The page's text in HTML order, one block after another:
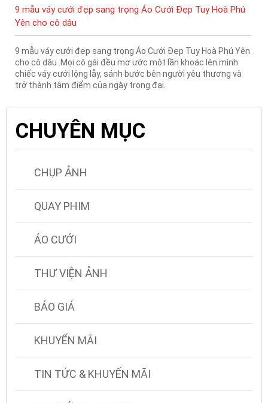
9 mẫu váy cưới đẹp sang trọng Áo Cưới Đẹp Tuy Hoà Phú
Yên cho cô dâu
9 mẫu váy cưới đẹp sang trọng Áo Cưới Đẹp Tuy Hoà Phú Yên
cho cô dâu .Mọi cô gái đều mơ ước một lần khoác lên mình
chiếc váy cưới lộng lẫy, sánh bước bên người yêu thương và
trở thành tâm điểm của ngày trọng đại.
CHUYÊN MỤC
CHỤP ẢNH
QUAY PHIM
ÁO CƯỚI
THƯ VIỆN ẢNH
BÁO GIÁ
KHUYẾN MÃI
TIN TỨC & KHUYẾN MÃI